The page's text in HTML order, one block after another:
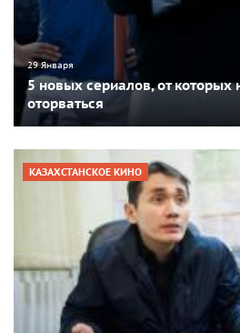
29 Января
5 новых сериалов, от которых
оторваться
КАЗАХСТАНСКОЕ КИНО